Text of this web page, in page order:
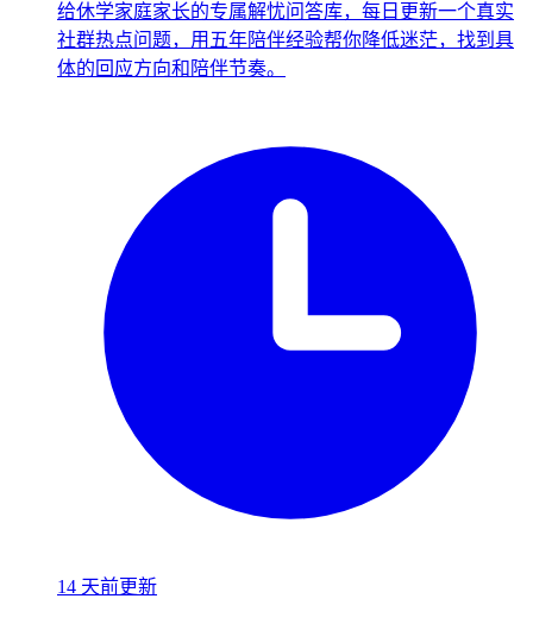
给休学家庭家长的专属解忧问答库，每日更新一个真实
社群热点问题，用五年陪伴经验帮你降低迷茫，找到具
体的回应方向和陪伴节奏。
14 天前更新